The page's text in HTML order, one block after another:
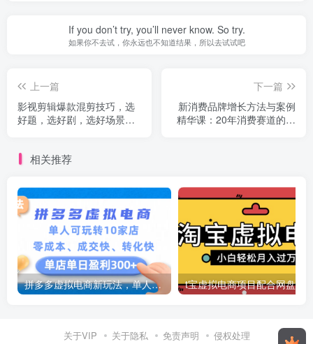
If you don’t try, you’ll never know. So try.
如果你不去试，你永远也不知道结果，所以去试试吧
上一篇
影视剪辑爆款混剪技巧，选
好题，选好剧，选好场景，
下一篇
新消费品牌增长方法与案例
精华课：20年消费赛道的经
相关推荐
拼多多虚拟电商新玩法，单人可玩转10家店，零成本、成交快、转化快，号称单店单日可盈利300+
关于VIP 关于隐私 免责声明 侵权处理